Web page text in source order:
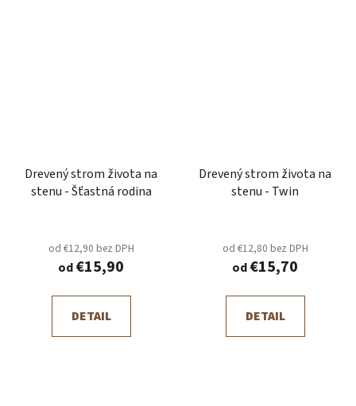
Drevený strom života na
stenu - Šťastná rodina
od €12,90 bez DPH
od€15,90
DETAIL
Drevený strom života na
stenu - Twin
od €12,80 bez DPH
od€15,70
DETAIL